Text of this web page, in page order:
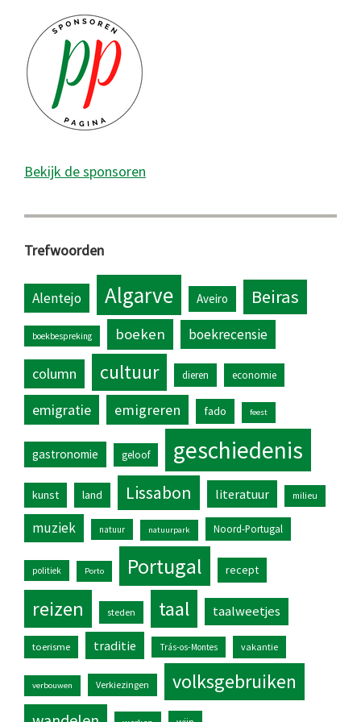
Bekijk de sponsoren
Trefwoorden
Alentejo Algarve Aveiro Beiras
boekbespreking boeken boekrecensie
column cultuur dieren economie
emigratie emigreren fado feest
gastronomie geloof geschiedenis
kunst land Lissabon literatuur milieu
muziek natuur natuurpark Noord-Portugal
politiek Porto Portugal recept
reizen steden taal taalweetjes
toerisme traditie Trás-os-Montes vakantie
verbouwen Verkiezingen volksgebruiken